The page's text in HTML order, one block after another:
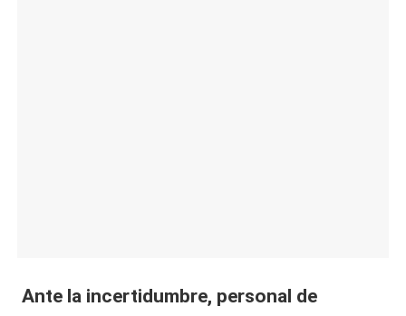
Ante la incertidumbre, personal de